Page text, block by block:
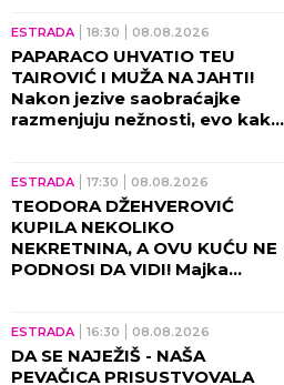
ESTRADA 18:30 08.08.2026
PAPARACO UHVATIO TEU
TAIROVIĆ I MUŽA NA JAHTI!
Nakon jezive saobraćajke
razmenjuju nežnosti, evo kako
ESTRADA 17:30 08.08.2026
TEODORA DŽEHVEROVIĆ
KUPILA NEKOLIKO
NEKRETNINA, A OVU KUĆU NE
PODNOSI DA VIDI! Majka
ESTRADA 16:30 08.08.2026
DA SE NAJEŽIŠ - NAŠA
PEVAČICA PRISUSTVOVALA